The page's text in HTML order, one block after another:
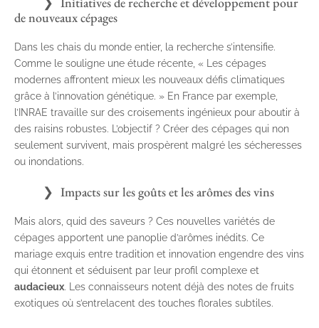
de nouveaux cépages
Dans les chais du monde entier, la recherche s’intensifie.
Comme le souligne une étude récente, « Les cépages
modernes affrontent mieux les nouveaux défis climatiques
grâce à l’innovation génétique. » En France par exemple,
l’INRAE travaille sur des croisements ingénieux pour aboutir à
des raisins robustes. L’objectif ? Créer des cépages qui non
seulement survivent, mais prospèrent malgré les sécheresses
ou inondations.
Impacts sur les goûts et les arômes des vins
Mais alors, quid des saveurs ? Ces nouvelles variétés de
cépages apportent une panoplie d’arômes inédits. Ce
mariage exquis entre tradition et innovation engendre des vins
qui étonnent et séduisent par leur profil complexe et
audacieux. Les connaisseurs notent déjà des notes de fruits
exotiques où s’entrelacent des touches florales subtiles.